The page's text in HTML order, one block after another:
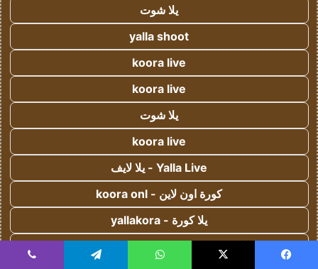
يلا شوت
yalla shoot
koora live
koora live
يلا شوت
koora live
Yalla Live - يلا لايف
كورة اون لاين - koora onl
يلا كورة - yallakora
كورة 365 - kooora 365